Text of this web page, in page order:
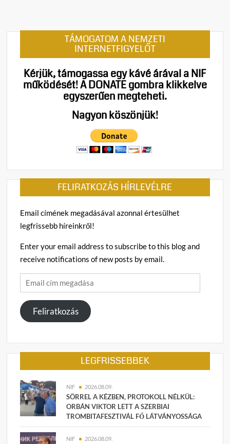
TÁMOGATOM A NEMZETI
INTERNETFIGYELŐT
Kérjük, támogassa egy kávé árával a NIF
működését!A DONATE gombra klikkelve
egyszerűen megteheti.
Nagyon köszönjük!
FELIRATKOZÁS HÍRLEVÉLRE
Email címének megadásával azonnal értesülhet
legfrissebb híreinkről!
Enter your email address to subscribe to this blog and
receive notifications of new posts by email.
Email
cím
megadása
Feliratkozás
LEGFRISSEBBEK
NIF 2026.08.09.
SÖRREL A KÉZBEN, PROTOKOLL NÉLKÜL:
ORBÁN VIKTOR LETT A SZERBIAI
TROMBITAFESZTIVÁL FŐ LÁTVÁNYOSSÁGA
NIF 2026.08.09.